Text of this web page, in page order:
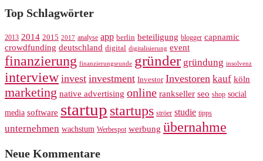
Top Schlagwörter
2013 2014 2015 2017 analyse app berlin beteiligung blogger capnamic
crowdfunding deutschland digital digitalisierung event
finanzierung finanzierungsrunde gründer gründung insolvenz
interview invest investment Investor Investoren kauf köln
marketing native advertising online rankseller seo shop social
media software startup startups ströer studie tipps
unternehmen wachstum Werbespot werbung übernahme
Neue Kommentare